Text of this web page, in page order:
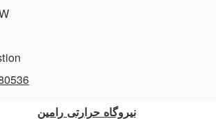
نیروگاه حرارتی رامین